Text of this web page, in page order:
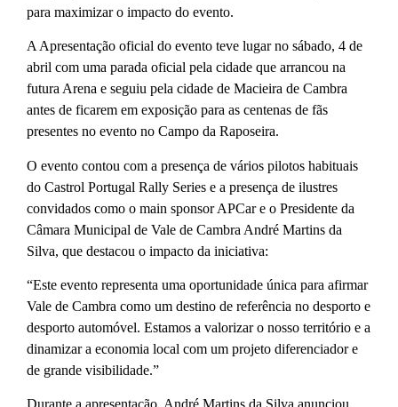
para maximizar o impacto do evento.
A Apresentação oficial do evento teve lugar no sábado, 4 de
abril com uma parada oficial pela cidade que arrancou na
futura Arena e seguiu pela cidade de Macieira de Cambra
antes de ficarem em exposição para as centenas de fãs
presentes no evento no Campo da Raposeira.
O evento contou com a presença de vários pilotos habituais
do Castrol Portugal Rally Series e a presença de ilustres
convidados como o main sponsor APCar e o Presidente da
Câmara Municipal de Vale de Cambra André Martins da
Silva, que destacou o impacto da iniciativa:
“Este evento representa uma oportunidade única para afirmar
Vale de Cambra como um destino de referência no desporto e
desporto automóvel. Estamos a valorizar o nosso território e a
dinamizar a economia local com um projeto diferenciador e
de grande visibilidade.”